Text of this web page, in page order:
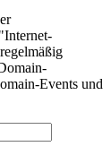
Events und